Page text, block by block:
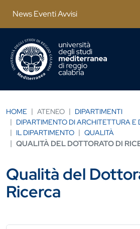
News Eventi Avvisi
HOME ATENEO
DIPARTIMENTI
DIPARTIMENTO DI ARCHITETTURA E
IL DIPARTIMENTO
QUALITÀ
QUALITÀ DEL DOTTORATO DI
Qualità del
Ricerca